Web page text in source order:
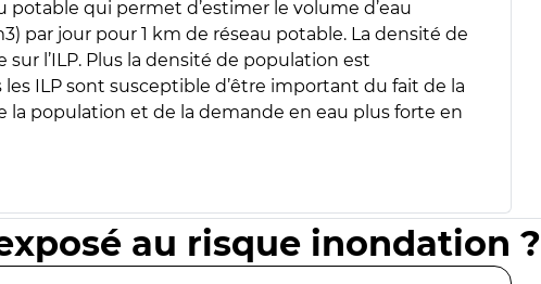
potable qui permet d’estimer le volume d’eau
par jour pour 1 km de réseau potable. La densité de
l’ILP. Plus la densité de population est
ILP sont susceptible d’être important du fait de la
la population et de la demande en eau plus forte en
au risque inondation ?